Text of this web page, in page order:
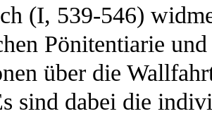
(I, 539-546)
Pönitentiarie
über die
sind dabei die